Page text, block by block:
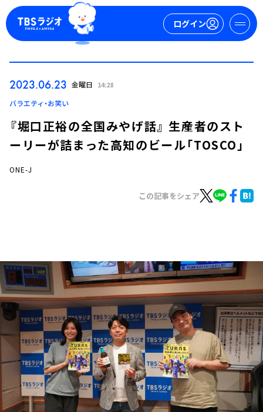
ログイン
ログイン
お知らせ
イベント・グッズ
YouTube
会社情報
2023.06.23 金曜日 14:28
バラエティ・お笑い
『堀口正裕の全国みやげ話』 生産者のスト
ーリーが詰まった高知のビール「TOSCO」
ONE-J
この記事をシェア